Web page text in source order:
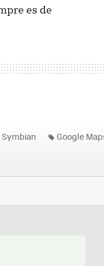
es de
Symbian Google